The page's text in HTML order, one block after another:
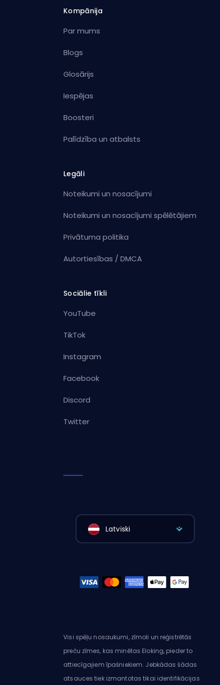
Kompānija
Par mums
Blogs
Glosārijs
Iespējas
Boosteri
Palīdzība un atbalsts
Legāli
Noteikumi un nosacījumi
Noteikumi un nosacījumi spēlētājiem
Privātuma politika
Autortiesības / DMCA
Sociālie tīkli
YouTube
TikTok
Instagram
Facebook
Discord
Twitter
Latviski
Visi spēļu nosaukumi, zīmoli un reģistrētās
preču zīmes, kas minētas Eloking, pieder to
attiecīgajiem īpašniekiem. Jebkādas šādas
atsauces tiek izmantotas tikai identifikācijas